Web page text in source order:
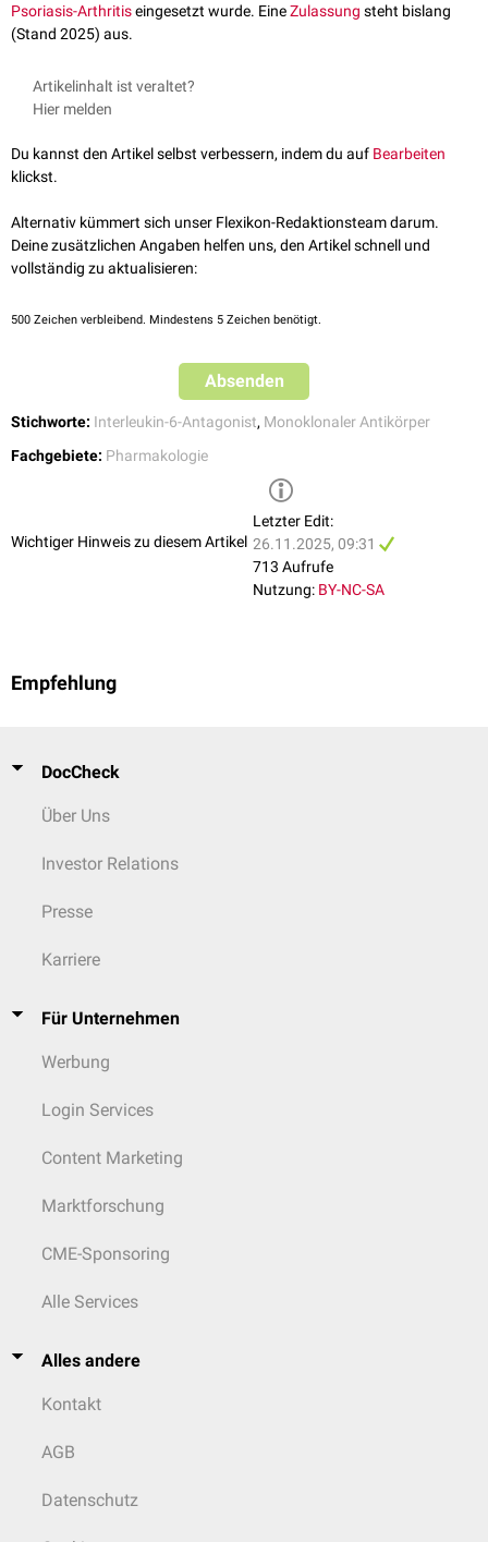
Psoriasis-Arthritiseingesetzt wurde. EineZulassung steht bislang
(Stand 2025) aus.
Artikelinhalt ist veraltet?
Hier melden
Du kannst den Artikel selbst verbessern, indem du auf Bearbeiten
klickst.
Alternativ kümmert sich unser Flexikon-Redaktionsteam darum.
Deine zusätzlichen Angaben helfen uns, den Artikel schnell und
vollständig zu aktualisieren:
500 Zeichen verbleibend. Mindestens 5 Zeichen benötigt.
Absenden
Stichworte: Interleukin-6-Antagonist, Monoklonaler Antikörper
Fachgebiete: Pharmakologie
Wichtiger Hinweis zu diesem Artikel
Letzter Edit:
26.11.2025, 09:31
713 Aufrufe
Nutzung: BY-NC-SA
Empfehlung
DocCheck
Über Uns
Investor Relations
Presse
Karriere
Für Unternehmen
Werbung
Login Services
Content Marketing
Marktforschung
CME-Sponsoring
Alle Services
Alles andere
Kontakt
AGB
Datenschutz